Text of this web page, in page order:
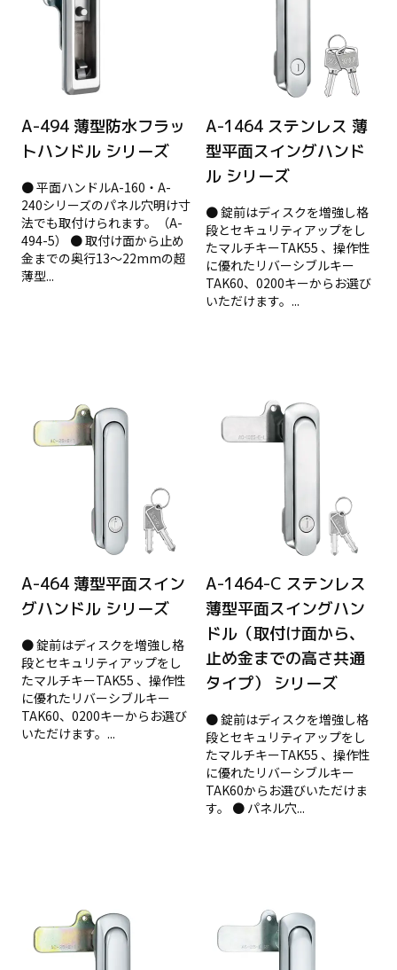
A-494 薄型防水フラッ
トハンドル シリーズ
● 平面ハンドルA-160・A-
240シリーズのパネル穴明け寸
法でも取付けられます。（A-
494-5） ● 取付け面から止め
金までの奥行13～22mmの超
薄型...
A-1464 ステンレス 薄
型平面スイングハンド
ル シリーズ
● 錠前はディスクを増強し格
段とセキュリティアップをし
たマルチキーTAK55 、操作性
に優れたリバーシブルキー
TAK60、0200キーからお選び
いただけます。...
A-464 薄型平面スイン
グハンドル シリーズ
● 錠前はディスクを増強し格
段とセキュリティアップをし
たマルチキーTAK55 、操作性
に優れたリバーシブルキー
TAK60、0200キーからお選び
いただけます。...
A-1464-C ステンレス
薄型平面スイングハン
ドル（取付け面から、
止め金までの高さ共通
タイプ） シリーズ
● 錠前はディスクを増強し格
段とセキュリティアップをし
たマルチキーTAK55 、操作性
に優れたリバーシブルキー
TAK60からお選びいただけま
す。 ● パネル穴...